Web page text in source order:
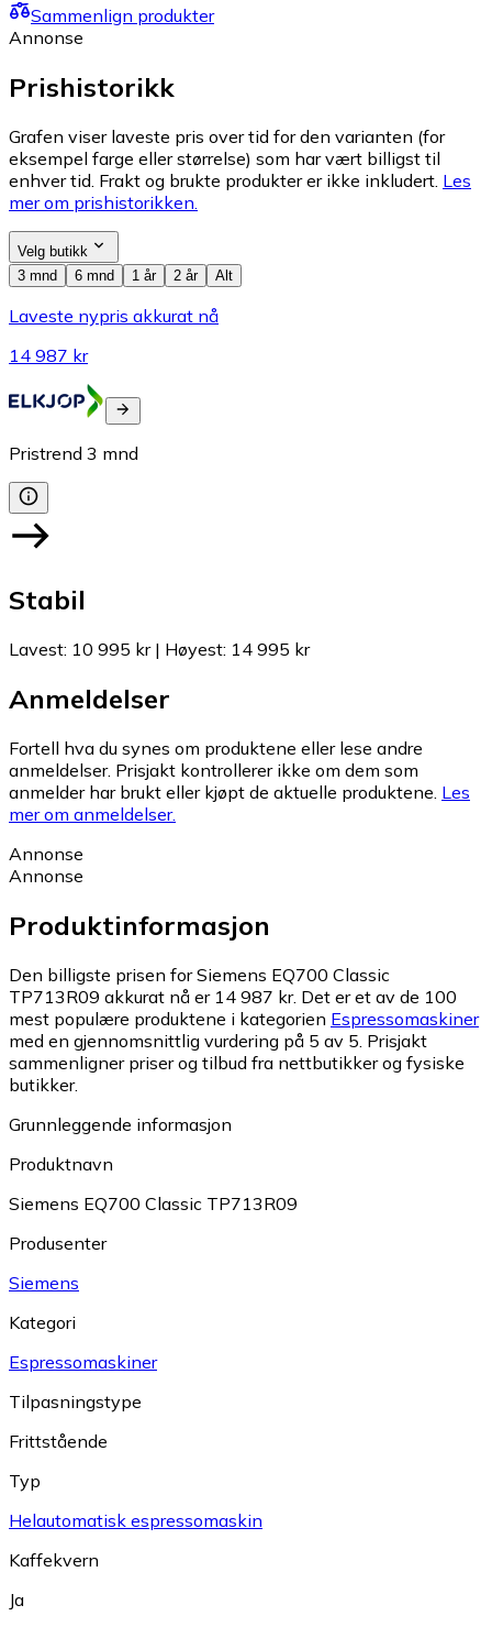
Sammenlign produkter
Annonse
Prishistorikk
Grafen viser laveste pris over tid for den varianten (for
eksempel farge eller størrelse) som har vært billigst til
enhver tid. Frakt og brukte produkter er ikke inkludert. Les
mer om prishistorikken.
Velg butikk
3 mnd
6 mnd 1 år 2 år Alt
Laveste nypris akkurat nå
14 987 kr
Pristrend 3 mnd
Stabil
Lavest: 10 995 kr| Høyest: 14 995 kr
Anmeldelser
Fortell hva du synes om produktene eller lese andre
anmeldelser. Prisjakt kontrollerer ikke om dem som
anmelder har brukt eller kjøpt de aktuelle produktene. Les
mer om anmeldelser.
Annonse
Annonse
Produktinformasjon
Den billigste prisen for Siemens EQ700 Classic
TP713R09 akkurat nå er 14 987 kr. Det er et av de 100
mest populære produktene i kategorien Espressomaskiner
med en gjennomsnittlig vurdering på 5 av 5. Prisjakt
sammenligner priser og tilbud fra nettbutikker og fysiske
butikker.
Grunnleggende informasjon
Produktnavn
Siemens EQ700 Classic TP713R09
Produsenter
Siemens
Kategori
Espressomaskiner
Tilpasningstype
Frittstående
Typ
Helautomatisk espressomaskin
Kaffekvern
Ja